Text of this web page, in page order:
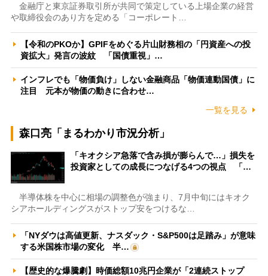
金融庁と東京証券取引所が共同で策定している上場企業の経営
や取締役会のあり方を定める「コーポレート…
【令和のPKOか】GPIFをめぐる片山財務相の「円資産への投
資拡大」発言の波紋 「国債重視」…
インフレでも「物価負け」しない金融商品「物価連動国債」に
注目 元本が物価の動きに合わせ…
一覧を見る
森口亮「まるわかり市況分析」
「キオクシア急落で含み損が膨らんで…」損失を
投資家としての成長につなげる4つの視点 「…
半導体株を中心に相場の調整色が強まり、7月中旬にはキオク
シアホールディングスがストップ安をつけるな…
「NYダウは高値更新、ナスダック・S&P500は足踏み」が意味
する米国株市場の変化 半…
【歴史的な爆騰劇】時価総額10兆円企業が「2連続ストップ